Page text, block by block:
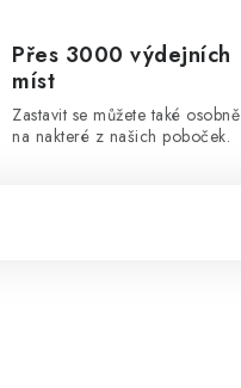
Přes 3000 výdejních
míst
Zastavit se můžete také osobně
na nakteré z našich poboček.